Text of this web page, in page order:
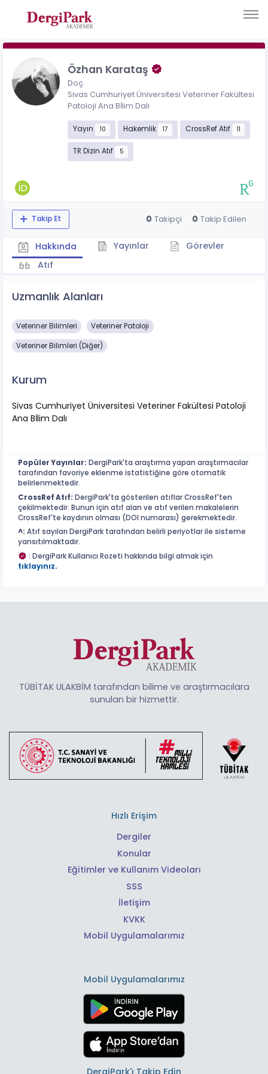
Özhan Karataş
Doç.
Sivas Cumhuriyet Üniversitesi Veteriner Fakültesi
Patoloji Ana Bİlim Dalı
Yayın 10 Hakemlik 17 CrossRef Atıf 11
TR Dizin Atıf 5
Takip Et 0 Takipçi 0 Takip Edilen
Hakkında Yayınlar
Görevler
Atıf
Uzmanlık Alanları
Veteriner Bilimleri Veteriner Patoloji
Veteriner Bilimleri (Diğer)
Kurum
Sivas Cumhuriyet Üniversitesi Veteriner Fakültesi Patoloji
Ana Bİlim Dalı
Popüler Yayınlar: DergiPark'ta araştırma yapan araştırmacılar
tarafından favoriye eklenme istatistiğine göre otomatik
belirlenmektedir.
CrossRef Atıf: DergiPark'ta gösterilen atıflar CrossRef'ten
çekilmektedir. Bunun için atıf alan ve atıf verilen makalelerin
CrossRef'te kaydının olması (DOI numarası) gerekmektedir.
^: Atıf sayıları DergiPark tarafından belirli periyotlar ile sisteme
yansıtılmaktadır.
: DergiPark Kullanıcı Rozeti hakkında bilgi almak için
tıklayınız.
TÜBİTAK ULAKBİM tarafından bilime ve araştırmacılara
sunulan bir hizmettir.
Hızlı Erişim
Dergiler
Konular
Eğitimler ve Kullanım Videoları
SSS
İletişim
KVKK
Mobil Uygulamalarımız
Mobil Uygulamalarımız